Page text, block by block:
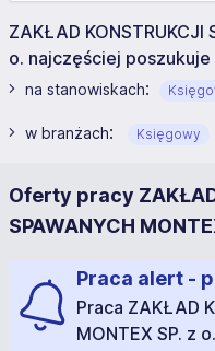
ZAKŁAD KONSTRUKCJI
o. najczęściej
na stanowiskach:
w branżach: Księgowy
Oferty pracy
SPAWANYCH
Praca alert -
Praca ZAKŁAD
MONTEX SP. z